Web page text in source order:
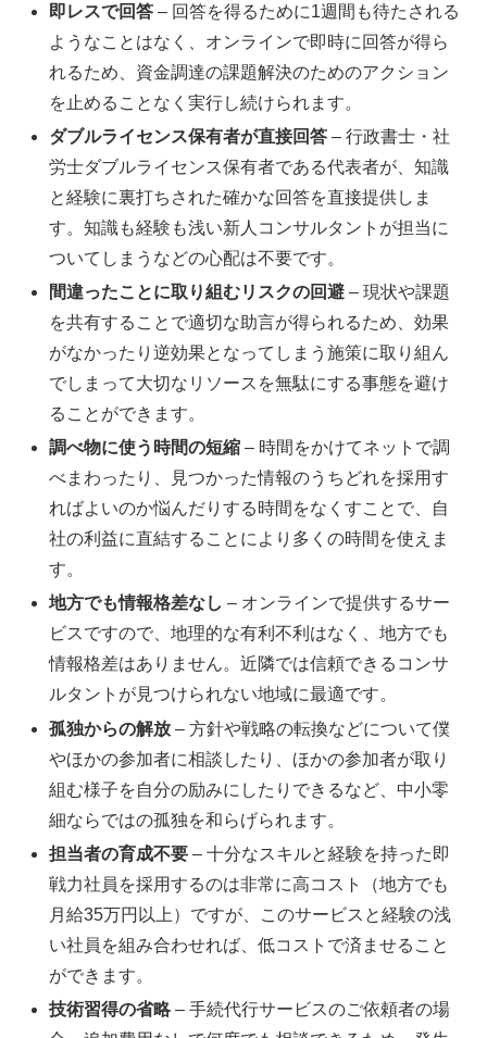
即レスで回答 – 回答を得るために1週間も待たされる
ようなことはなく、オンラインで即時に回答が得ら
れるため、資金調達の課題解決のためのアクション
を止めることなく実行し続けられます。
ダブルライセンス保有者が直接回答 – 行政書士・社
労士ダブルライセンス保有者である代表者が、知識
と経験に裏打ちされた確かな回答を直接提供しま
す。知識も経験も浅い新人コンサルタントが担当に
ついてしまうなどの心配は不要です。
間違ったことに取り組むリスクの回避 – 現状や課題
を共有することで適切な助言が得られるため、効果
がなかったり逆効果となってしまう施策に取り組ん
でしまって大切なリソースを無駄にする事態を避け
ることができます。
調べ物に使う時間の短縮 – 時間をかけてネットで調
べまわったり、見つかった情報のうちどれを採用す
ればよいのか悩んだりする時間をなくすことで、自
社の利益に直結することにより多くの時間を使えま
す。
地方でも情報格差なし – オンラインで提供するサー
ビスですので、地理的な有利不利はなく、地方でも
情報格差はありません。近隣では信頼できるコンサ
ルタントが見つけられない地域に最適です。
孤独からの解放 – 方針や戦略の転換などについて僕
やほかの参加者に相談したり、ほかの参加者が取り
組む様子を自分の励みにしたりできるなど、中小零
細ならではの孤独を和らげられます。
担当者の育成不要 – 十分なスキルと経験を持った即
戦力社員を採用するのは非常に高コスト（地方でも
月給35万円以上）ですが、このサービスと経験の浅
い社員を組み合わせれば、低コストで済ませること
ができます。
技術習得の省略– 手続代行サービスのご依頼者の場